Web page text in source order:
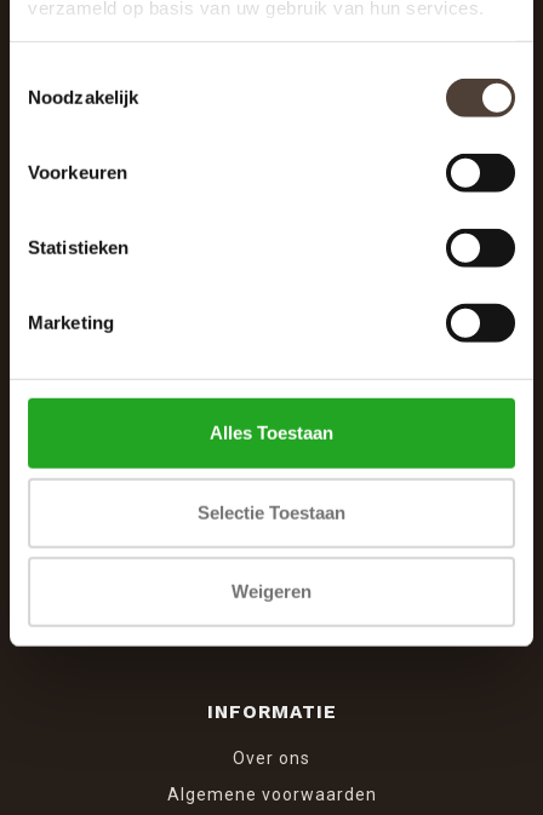
verzameld op basis van uw gebruik van hun services.
Noodzakelijk
Voorkeuren
Statistieken
Marketing
Alles Toestaan
Selectie Toestaan
Weigeren
5625 AG Eindhoven
INFORMATIE
Over ons
Algemene voorwaarden